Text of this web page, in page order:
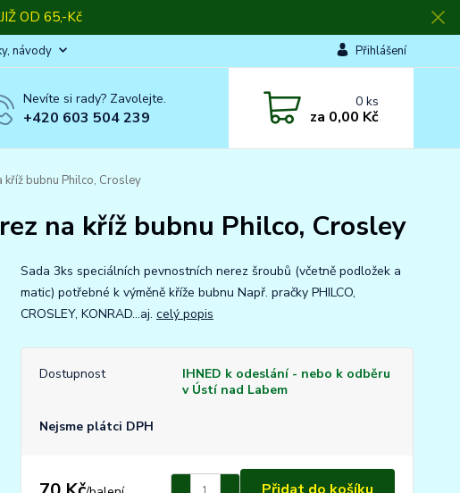
OD 65,-Kč
návody Přihlášení
Nevíte si rady? Zavolejte.
+420 603 504 239
0ks
za 0,00 Kč
kříž bubnu Philco, Crosley
na kříž bubnu Philco, Crosley
Sada 3ks speciálních pevnostních nerez šroubů (včetně podložek a
matic) potřebné k výměně kříže bubnu Např. pračky PHILCO,
CROSLEY, KONRAD...aj. celý popis
Dostupnost
IHNED k odeslání - nebo k odběru
v Ústí nad Labem
Nejsme plátci DPH